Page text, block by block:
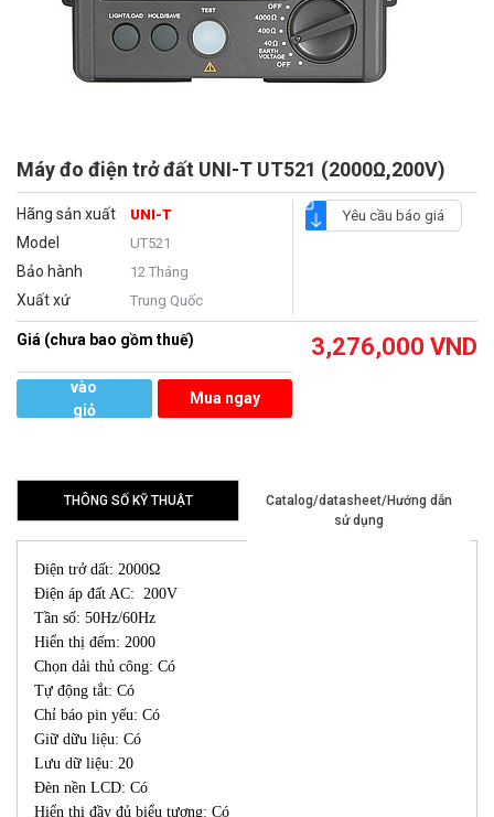
Máy đo điện trở đất UNI-T UT521 (2000Ω,200V)
Hãng sản xuất UNI-T
Model UT521
Bảo hành 12 Tháng
Xuất xứ Trung Quốc
Yêu cầu báo giá
Giá (chưa bao gồm thuế) 3,276,000 VND
vào
giỏ
Mua ngay
THÔNG SỐ KỸ THUẬT
Catalog/datasheet/Hướng dẫn
sử dụng
Điện trở dất: 2000Ω
Điện áp đất AC: 200V
Tần số: 50Hz/60Hz
Hiển thị đếm: 2000
Chọn dải thủ công: Có
Tự động tắt: Có
Chỉ báo pin yếu: Có
Giữ dữu liệu: Có
Lưu dữ liệu: 20
Đèn nền LCD: Có
Hiển thị đầy đủ biểu tượng: Có